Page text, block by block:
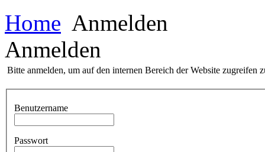
Home Anmelden
Anmelden
Bitte anmelden, um auf den internen Bereich der Website zugreifen
Benutzername
Passwort